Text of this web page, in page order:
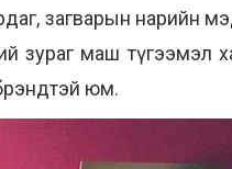
загварын нарийн
зураг маш түгээмэл
юм.